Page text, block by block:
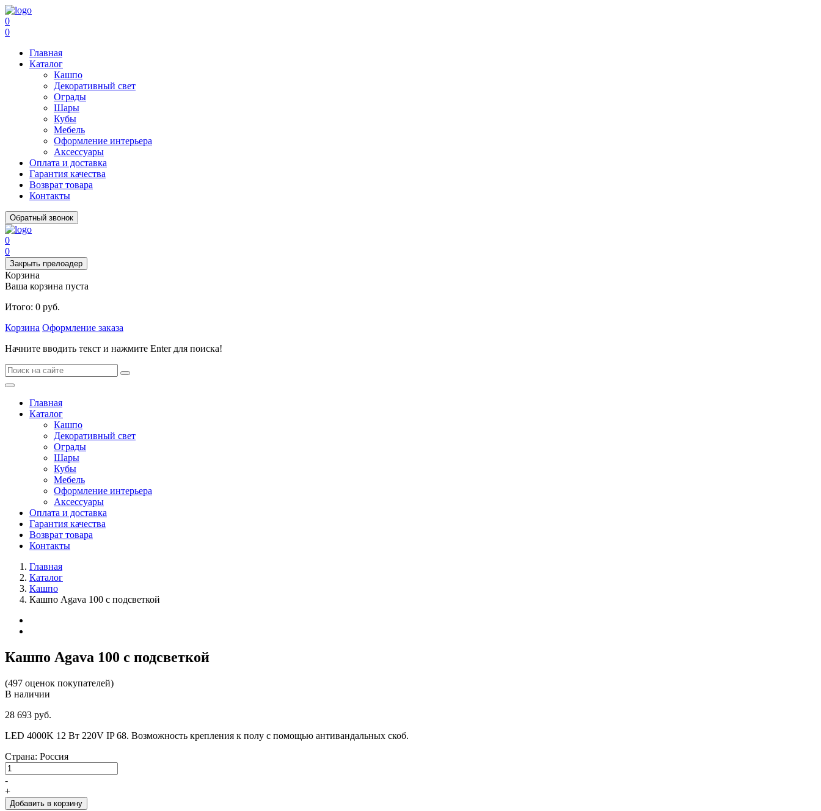
0
0
Главная
Каталог
Кашпо
Декоративный свет
Ограды
Шары
Кубы
Мебель
Оформление интерьера
Аксессуары
Оплата и доставка
Гарантия качества
Возврат товара
Контакты
Обратный звонок
0
0
Закрыть прелоадер
Корзина
Ваша корзина пуста
Итого: 0 руб.
Корзина Оформление заказа
Начните вводить текст и нажмите Enter для поиска!
Главная
Каталог
Кашпо
Декоративный свет
Ограды
Шары
Кубы
Мебель
Оформление интерьера
Аксессуары
Оплата и доставка
Гарантия качества
Возврат товара
Контакты
Главная
Каталог
Кашпо
Кашпо Agava 100 с подсветкой
Кашпо Agava 100 с подсветкой
(497 оценок покупателей)
В наличии
28 693 руб.
LED 4000K 12 Вт 220V IP 68. Возможность крепления к полу с помощью антивандальных скоб.
Страна: Россия
-
+
Добавить в корзину